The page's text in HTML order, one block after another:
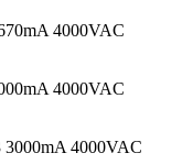
4000VAC
4000VAC
3000mA 4000VAC